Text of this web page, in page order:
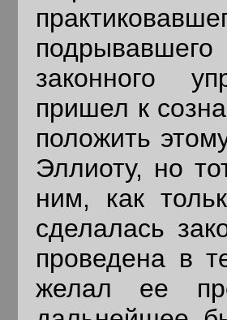
законного
пришел к
положить
Эллиоту, но
ним, как
сделалась
проведена в
желал ее